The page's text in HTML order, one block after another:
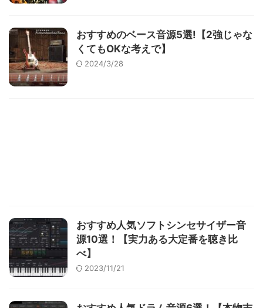
おすすめのベース音源5選!【2強じゃな
くてもOKな考えで】
2024/3/28
おすすめ人気ソフトシンセサイザー音
源10選！【実力ある大定番を聴き比
べ】
2023/11/21